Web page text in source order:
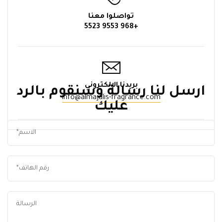
تواصلوا معنا
+968 9553 5523
بريدنا الالكتروني
info@almajalis-fragrance.com
ارسل لنا رسالة وسنقوم بالرد
عليك